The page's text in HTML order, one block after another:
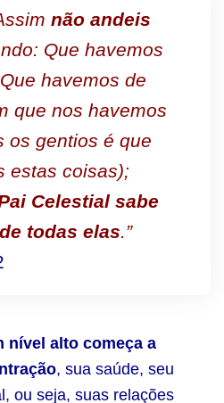
não andeis
Que havemos
havemos de
que nos havemos
os gentios é que
estas coisas);
Celestial sabe
todas elas.”
nível alto começa a
, sua saúde, seu
ou seja, suas relações